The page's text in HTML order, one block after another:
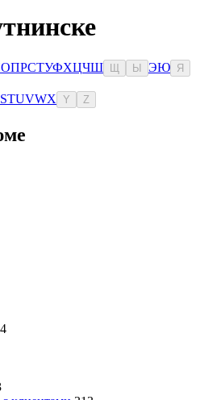
ОПРСТУФХЦЧШ Ы ЭЮ Я
STUVWX Y Z